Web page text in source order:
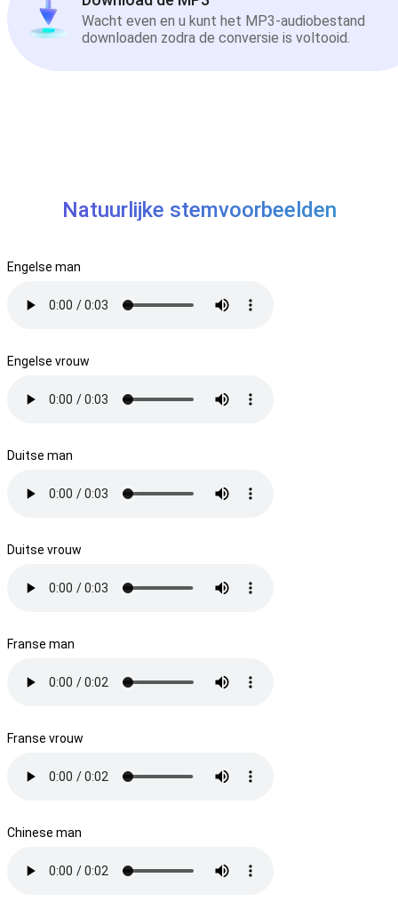
Wacht even en u kunt het MP3-audiobestand
downloaden zodra de conversie is voltooid.
Natuurlijke stemvoorbeelden
Engelse man
Engelse vrouw
Duitse man
Duitse vrouw
Franse man
Franse vrouw
Chinese man